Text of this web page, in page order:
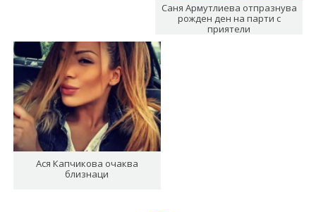
Саня Армутлиева отпразнува
рожден ден на парти с
приятели
Ася Капчикова очаква
близнаци